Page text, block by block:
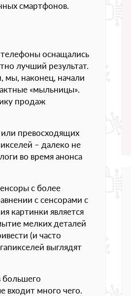
смартфонов.
оснащались
лучший результат.
мы, наконец, начали
«мыльницы».
продаж
превосходящих
– далеко не
во время анонса
с более
с сенсорами с
картинки является
мелких деталей
(и часто
выглядят
большего
входит много чего.